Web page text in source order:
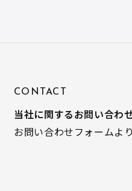
CONTACT
当社に関するお問い合わ
お問い合わせフォームよ